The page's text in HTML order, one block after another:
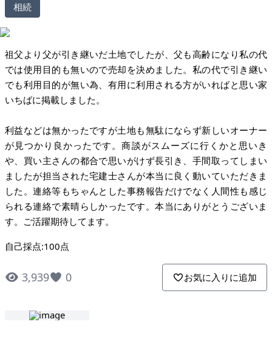
相続
祖父より父が引き継いだ土地でしたが、父も高齢になり私の代
では使用目的も無いので売却を決めました。私の代で引き継い
でも利用目的が無い為、有用に利用される方がいればと思い家
いちばに掲載しました。
利益などは無かったですが土地も無駄にならず新しいオーナー
が見つかり良かったです。商談がスムーズに行くかと思いき
や、買い主さんの都合で思いがけず長引き、手間取ってしまい
ましたが担当された宅建士さんが本当に良く動いていただきま
した。連絡等もちゃんとした事務報告だけでなく人間性も感じ
られる連絡で素晴らしかったです。本当にありがとうございま
す。ご活躍期待してます。
自己採点:100点
3,939 0 お気に入りに追加